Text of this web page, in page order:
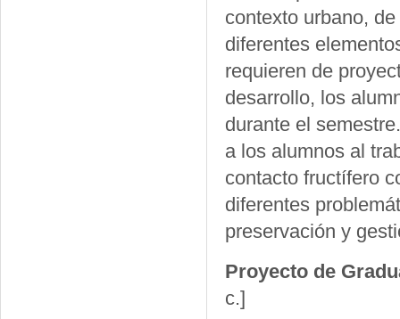
contexto urbano,
diferentes
requieren de
desarrollo, los
durante el
a los alumnos al
contacto fructífero
diferentes
preservación y
Proyecto de
c.]